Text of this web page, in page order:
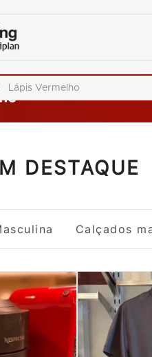
Lápis Vermelho
DESTAQUE
Calçados